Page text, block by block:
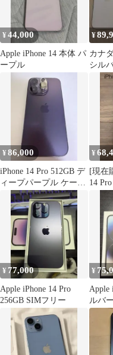
¥44,000
Apple iPhone 14 本体 パ
ープル
¥
カナ
シル
¥86,000
iPhone 14 Pro 512GB デ
ィープパープル ケース
¥
[現在
14
箱付き
¥ 77,000
Apple iPhone 14 Pro
256GB SIMフリー
¥
Apple
ルバ